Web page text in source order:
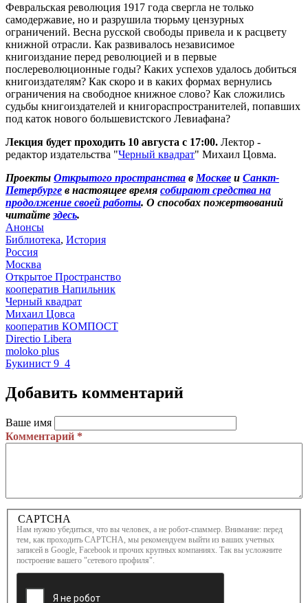
Февральская революция 1917 года свергла не только
самодержавие, но и разрушила тюрьму цензурных
ограничений. Весна русской свободы привела и к расцвету
книжной отрасли. Как развивалось независимое
книгоиздание перед революцией и в первые
послереволюционные годы? Каких успехов удалось добиться
книгоиздателям? Как скоро и в каких формах вернулись
ограничения на свободное книжное слово? Как сложились
судьбы книгоиздателей и книгораспространителей, попавших
под каток нового большевистского Левиафана?
Лекция будет проходить 10 августа с 17:00. Лектор -
редактор издательства "Черный квадрат" Михаил Цовма.
Проекты Открытого пространства в Москве и Санкт-
Петербурге в настоящее время собирают средства на
продолжение своей работы. О способах пожертвований
читайте здесь.
Анонсы
Библиотека, История
Россия
Москва
Открытое Пространство
кооператив Напильник
Черный квадрат
Михаил Цовса
кооператив КОМПОСТ
Directio Libera
moloko plus
Букинист 9_4
Добавить комментарий
Ваше имя
Комментарий *
Более
подробная
информация
о текстовых
форматах
CAPTCHA
Нам нужно убедиться, что вы человек, а не робот-спаммер. Внимание: перед
тем, как проходить CAPTCHA, мы рекомендуем выйти из ваших учетных
записей в Google, Facebook и прочих крупных компаниях. Так вы усложните
построение вашего "сетевого профиля".